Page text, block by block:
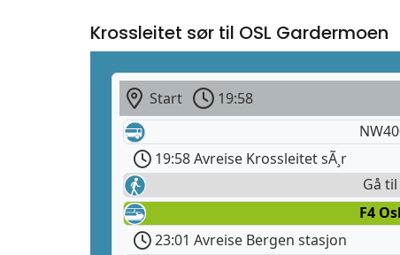
Krossleitet sør til OSL Gardermoen
Start 19:58
19:58 Avreise Krossleitet sÃ¸r
Gå
F4
23:01 Avreise Bergen stasjon